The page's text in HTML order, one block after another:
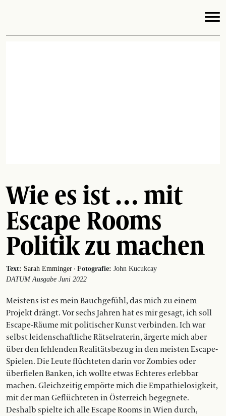
Wie es ist … mit
Escape Rooms
Politik zu machen
Text: Sarah Emminger · Fotografie: John Kucukcay
DATUM Ausgabe Juni 2022
Meistens ist es mein Bauchgefühl, das mich zu einem
Projekt drängt. Vor sechs Jahren hat es mir gesagt, ich soll
Escape-Räume mit politischer Kunst verbinden. Ich war
selbst ­leidenschaftliche Rätsel­raterin, ärgerte mich aber
über den fehlenden Realitätsbezug in den meisten ­Escape-
Spielen. Die Leute flüchteten darin vor Zombies oder
überfielen Banken, ich wollte etwas Echteres erlebbar
machen. Gleichzeitig empörte mich die Empathielosigkeit,
mit der man Geflüchteten in Österreich begegnete.
Deshalb spielte ich alle Escape Rooms in Wien durch,